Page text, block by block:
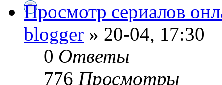
Просмотр сериалов
blogger » 20-04, 17:30
0 Ответы
776 Просмотры